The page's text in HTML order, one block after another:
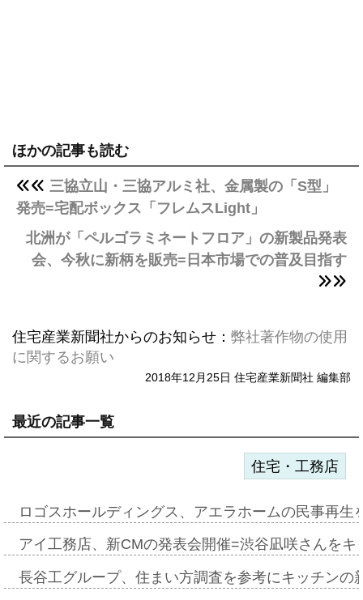
ほかの記事も読む
三協立山・三協アルミ社、金属製の「S型」
発売=宅配ボックス「フレムスLight」
北洲が「ペルゴラミネートフロア」の新製品発表
会、今秋に新柄を販売=日本市場での普及目指す
住宅産業新聞社からのお知らせ： 弊社著作物の使用
に関するお願い
2018年12月25日 住宅産業新聞社 編集部
最近の記事一覧
住宅・工務店
ロゴスホールディングス、アエラホームの民事再
アイ工務店、新CMの発表会開催=渋谷凪咲さんを
長谷工グループ、住まい方調査を参考にキッチン